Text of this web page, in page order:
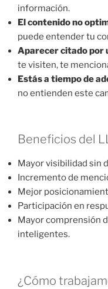
información.
El contenido no
puede entender tu
Aparecer citado por
te visiten, te
Estás a tiempo de
no entienden este
Beneficios del
Mayor visibilidad sin
Incremento de
Mejor
Participación en
Mayor comprensión
inteligentes.
¿Cómo